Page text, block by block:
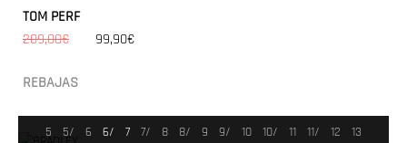
TOM PERF
209,00€
99,90€
REBAJAS
5 5/ 6 6/ 7 7/ 8 8/ 9 9/ 10 10/ 11 11/ 12 13